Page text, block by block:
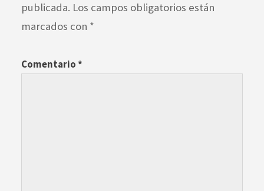
publicada. Los campos obligatorios están
marcados con *
Comentario*